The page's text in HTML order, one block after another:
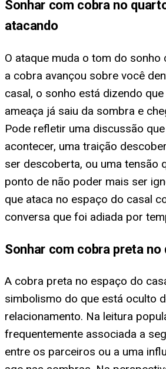
Sonhar com cobra no
atacando
O ataque muda o tom do sonho
a cobra avançou sobre você
casal, o sonho está dizendo
ameaça já saiu da sombra e
Pode refletir uma discussão
acontecer, uma traição
ser descoberta, ou uma tensão
ponto de não poder mais ser
que ataca no espaço do casal
conversa que foi adiada por
Sonhar com cobra preta
A cobra preta no espaço do
simbolismo do que está oculto
relacionamento. Na leitura
frequentemente associada a
entre os parceiros ou a uma